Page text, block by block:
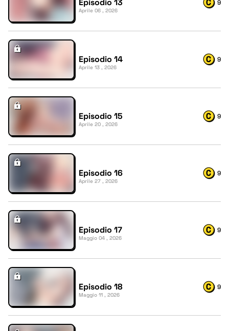
Episodio 13
Aprile 06 , 2026
9
Episodio 14
Aprile 13 , 2026
9
Episodio 15
Aprile 20 , 2026
9
Episodio 16
Aprile 27 , 2026
9
Episodio 17
Maggio 04 , 2026
9
Episodio 18
Maggio 11 , 2026
9